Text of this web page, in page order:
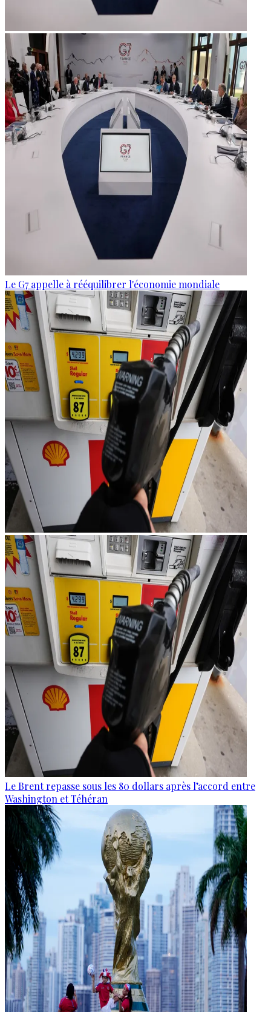
Le G7 appelle à rééquilibrer l'économie mondiale
Le Brent repasse sous les 80 dollars après l’accord entre
Washington et Téhéran